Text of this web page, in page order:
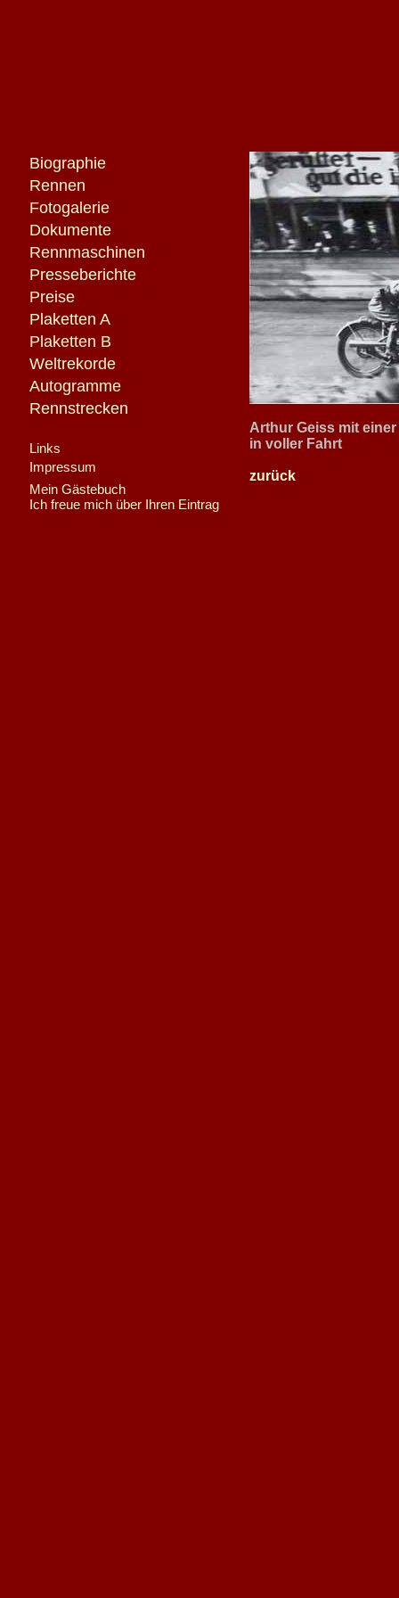
Biographie
Rennen
Fotogalerie
Dokumente
Rennmaschinen
Presseberichte
Preise
Plaketten A
Plaketten B
Weltrekorde
Autogramme
Rennstrecken
Links
Impressum
Mein Gästebuch
Ich freue mich über Ihren Eintrag
Arthur Geiss mit
in voller Fahrt
zurück